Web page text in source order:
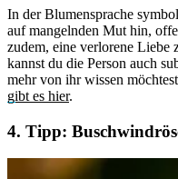
In der Blumensprache
auf mangelnden Mut hin,
zudem, eine verlorene Liebe
kannst du die Person auch
mehr von ihr wissen
gibt es hier.
4. Tipp: